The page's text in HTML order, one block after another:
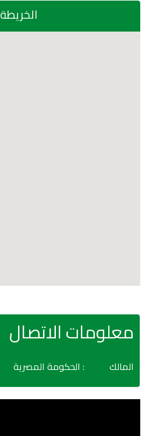
الخريطة
معلومات الاتصال
المالك : الحكومة المصرية